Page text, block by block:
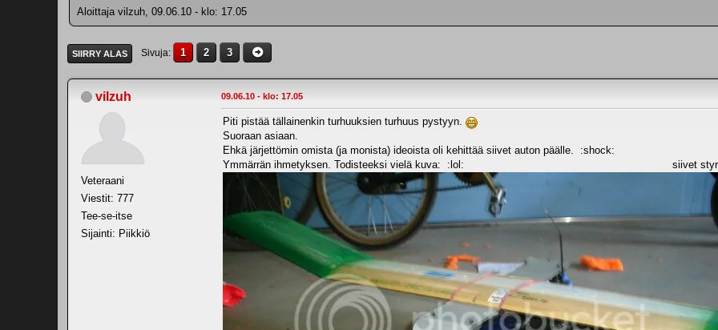
Aloittaja vilzuh, 09.06.10 - klo: 17.05
SIIRRY ALAS Sivuja 1 2 3
vilzuh
Veteraani
Viestit: 777
Tee-se-itse
Sijainti: Piikkiö
09.06.10 - klo: 17.05
Piti pistää tällainenkin turhuuksien turhuus pystyyn.
Suoraan asiaan.
Ehkä järjettömin omista (ja monista) ideoista oli kehittää siivet auton päälle. :shock:
Ymmärrän ihmetyksen. Todisteeksi vielä kuva: :lol: siivet